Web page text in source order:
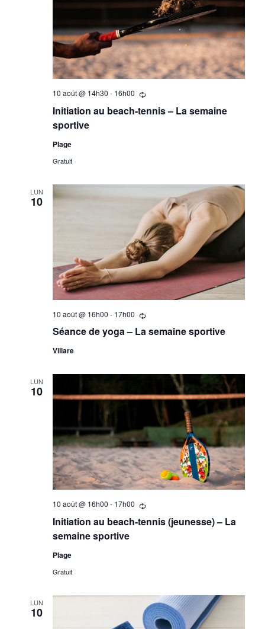
Initiation au beach-tennis – La semaine
sportive
10 août @ 14h30 - 16h00
Se
Plage
Gratuit
LUN
10
Séance de yoga – La semaine sportive
10 août @ 16h00 - 17h00
Se
Villare
LUN
10
Initiation au beach-tennis (jeunesse) – La
semaine sportive
10 août @ 16h00 - 17h00
Se
Plage
Gratuit
LUN
10